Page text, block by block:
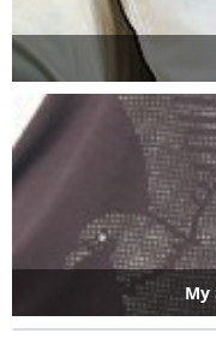
My